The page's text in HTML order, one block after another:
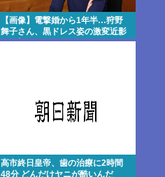
【画像】電撃婚から1年半…狩野
舞子さん、黒ドレス姿の激変近影
に衝撃！
高市終日皇帝、歯の治療に2時間
48分 どんだけヤニが酷いんだ